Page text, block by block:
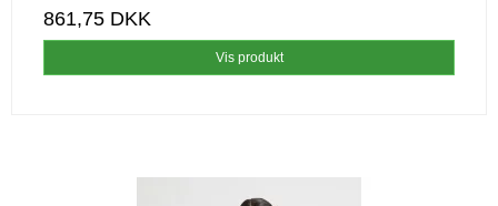
861,75 DKK
Vis produkt